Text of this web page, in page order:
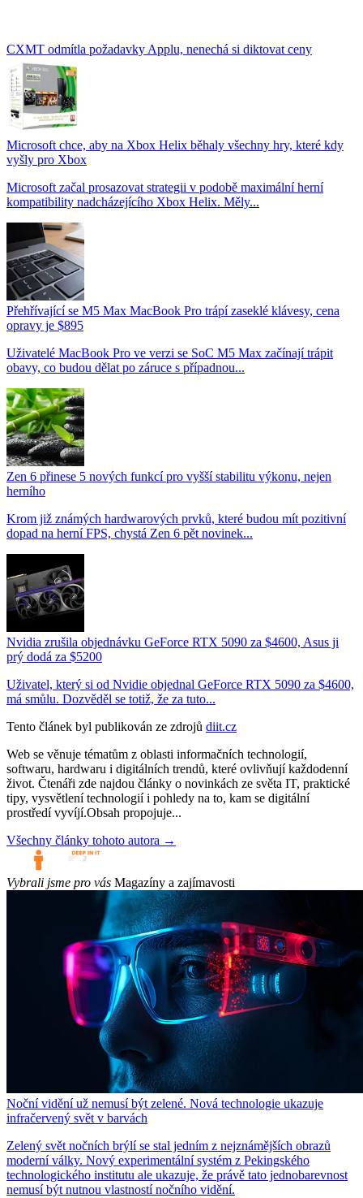
CXMT odmítla požadavky Applu, nenechá si diktovat ceny
Microsoft chce, aby na Xbox Helix běhaly všechny hry, které kdy
vyšly pro Xbox
Microsoft začal prosazovat strategii v podobě maximální herní
kompatibility nadcházejícího Xbox Helix. Měly...
Přehřívající se M5 Max MacBook Pro trápí zaseklé klávesy, cena
opravy je $895
Uživatelé MacBook Pro ve verzi se SoC M5 Max začínají trápit
obavy, co budou dělat po záruce s případnou...
Zen 6 přinese 5 nových funkcí pro vyšší stabilitu výkonu, nejen
herního
Krom již známých hardwarových prvků, které budou mít pozitivní
dopad na herní FPS, chystá Zen 6 pět novinek...
Nvidia zrušila objednávku GeForce RTX 5090 za $4600, Asus ji
prý dodá za $5200
Uživatel, který si od Nvidie objednal GeForce RTX 5090 za $4600,
má smůlu. Dozvěděl se totiž, že za tuto...
Tento článek byl publikován ze zdrojů diit.cz
Web se věnuje tématům z oblasti informačních technologií,
softwaru, hardwaru i digitálních trendů, které ovlivňují každodenní
život. Čtenáři zde najdou články o novinkách ze světa IT, praktické
tipy, vysvětlení technologií i pohledy na to, kam se digitální
prostředí vyvíjí.Obsah propojuje...
Všechny články tohoto autora →
Vybrali jsme pro vás Magazíny a zajímavosti
Noční vidění už nemusí být zelené. Nová technologie ukazuje
infračervený svět v barvách
Zelený svět nočních brýlí se stal jedním z nejznámějších obrazů
moderní války. Nový experimentální systém z Pekingského
technologického institutu ale ukazuje, že právě tato jednobarevnost
nemusí být nutnou vlastností nočního vidění.